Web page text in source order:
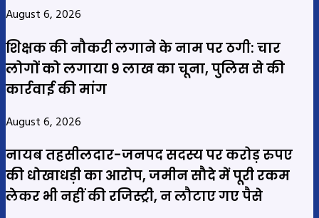
August 6, 2026
शिक्षक की नौकरी लगाने के नाम पर ठगी: चार
लोगों को लगाया 9 लाख का चूना, पुलिस से की
कार्रवाई की मांग
August 6, 2026
नायब तहसीलदार-जनपद सदस्य पर करोड़ रुपए
की धोखाधड़ी का आरोप, जमीन सौदे में पूरी रकम
लेकर भी नहीं की रजिस्ट्री, न लौटाए गए पैसे